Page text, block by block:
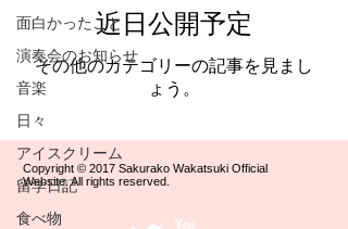
面白かったこと
演奏会のお知らせ
音楽
日々
アイスクリーム
留学日記
食べ物
近日公開予定
その他のカテゴリーの記事を見まし
ょう。
Copyright © 2017 Sakurako Wakatsuki Official
Website. All rights reserved.